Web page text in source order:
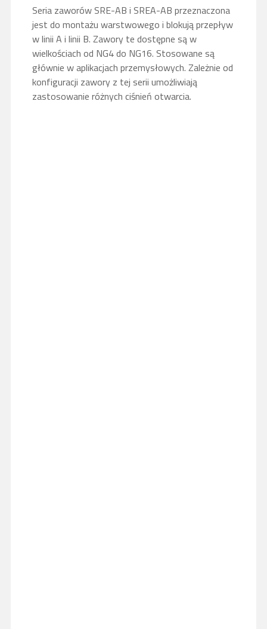
Seria zaworów SRE-AB i SREA-AB przeznaczona
jest do montażu warstwowego i blokują przepływ
w linii A i linii B. Zawory te dostępne są w
wielkościach od NG4 do NG16. Stosowane są
głównie w aplikacjach przemysłowych. Zależnie od
konfiguracji zawory z tej serii umożliwiają
zastosowanie różnych ciśnień otwarcia.